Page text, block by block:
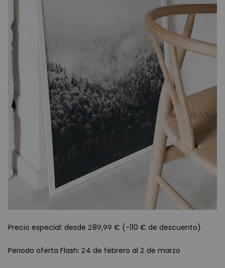
Precio especial: desde 289,99 € (-110 € de descuento)
Periodo oferta Flash: 24 de febrero al 2 de marzo